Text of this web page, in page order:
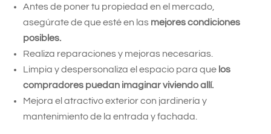
Antes de poner tu propiedad en el mercado,
asegúrate de que esté en las mejores condiciones
posibles.
Realiza reparaciones y mejoras necesarias.
Limpia y despersonaliza el espacio para que los
compradores puedan imaginar viviendo allí.
Mejora el atractivo exterior con jardinería y
mantenimiento de la entrada y fachada.